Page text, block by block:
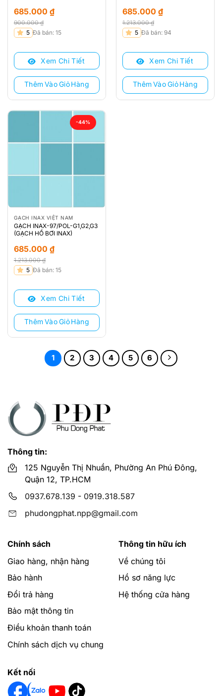
900.000₫
Giá
là:
900.000 ₫.
685.000 ₫
Giá
tại
685.000 ₫.
5 Đã bán: 15
Xem Chi Tiết
Thêm Vào Giỏ Hàng
1.213.000₫
Giá
là:
1.213.000 ₫.
685.000 ₫
Giá
tại
685.000 ₫.
5 Đã bán: 94
Xem Chi Tiết
Thêm Vào Giỏ Hàng
-44%
GẠCH INAX VIỆT NAM
GẠCH INAX-97/POL-G1,G2,G3
(GẠCH HỒ BƠI INAX)
1.213.000₫
Giá
là:
1.213.000 ₫.
685.000 ₫
Giá
tại
685.000 ₫.
5 Đã bán: 15
Xem Chi Tiết
Thêm Vào Giỏ Hàng
1 2 3 4 5 6
Thông tin:
125 Nguyễn Thị Nhuần, Phường An Phú Đông,
Quận 12, TP.HCM
0937.678.139 - 0919.318.587
phudongphat.npp@gmail.com
Chính sách
Giao hàng, nhận hàng
Bảo hành
Đổi trả hàng
Bảo mật thông tin
Điều khoản thanh toán
Chính sách dịch vụ chung
Thông tin hữu ích
Về chúng tôi
Hồ sơ năng lực
Hệ thống cửa hàng
Kết nối